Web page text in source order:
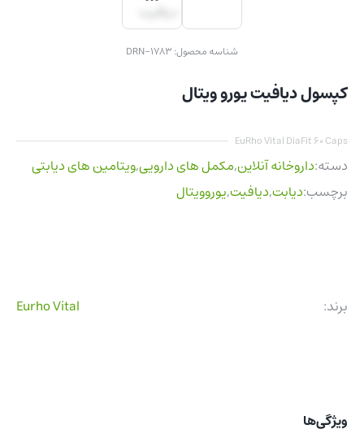
شناسه محصول:DRN-1783
کپسول دیافیت یورو ویتال
EuRho Vital DiaFit 60 Caps
دسته:داروخانه آنلاین,مکمل های دارویی,ویتامین های دیابتی
برچسب:دیابت,دیافیت,یوروویتال
برند: Eurho Vital
ویژگی‌ها